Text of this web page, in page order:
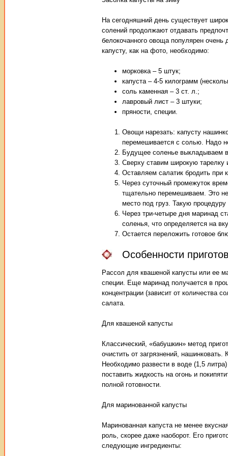
На сегодняшний день существует
солений продолжают отдавать
белокочанного овоща популярен очень
капусту, как на фото, необходимо:
морковка – 5 штук;
капуста – 4-5 килограмм
соль каменная – 3 ст. л.;
лавровый лист – 3 штуки;
пряности, специи.
Овощи нарезать: капусту
перемешивается с солью. Надо
Будущее соленье выкладываем
Сверху ставим широкую тарелку
Оставляем салатик бродить при
Через суточный промежуток
тщательно перемешиваем. Это
место под груз. Такую
Через три-четыре дня маринад
соленья, что определяется на
Остается переложить готовое
Особенности
Рассол для квашеной капусты или ее
специи. Еще маринад получается в
концентрации (зависит от количества
салата.
Для квашеной капусты
Классический, «бабушкин» метод
очистить от загрязнений,
Необходимо развести в воде (1,5
поставить жидкость на огонь и
полной готовности.
Для маринованной капусты
Маринованная капуста не менее
роль, скорее даже наоборот. Его
следующие ингредиенты: